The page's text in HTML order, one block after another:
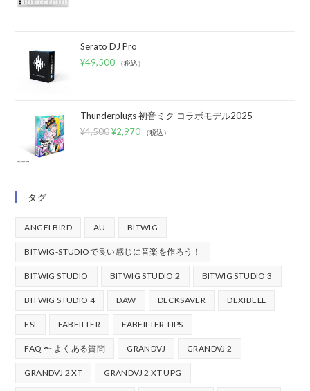
Serato DJ Pro
¥49,500 （税込）
Thunderplugs 初音ミク コラボモデル2025
¥4,500 ¥2,970 （税込）
タグ
ANGELBIRD AU BITWIG
BITWIG-STUDIOで良い感じに音楽を作ろう！
BITWIG STUDIO BITWIG STUDIO 2 BITWIG STUDIO 3
BITWIG STUDIO 4 DAW DECKSAVER DEXIBELL
ESI FABFILTER FABFILTER TIPS
FAQ 〜 よくある質問 GRANDVJ GRANDVJ 2
GRANDVJ 2 XT GRANDVJ 2 XT UPG